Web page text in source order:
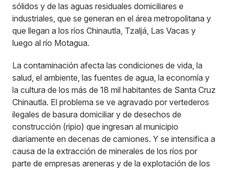
sólidos y de las aguas residuales domiciliares e
industriales, que se generan en el área metropolitana y
que llegan a los ríos Chinautla, Tzaljá, Las Vacas y
luego al río Motagua.
La contaminación afecta las condiciones de vida, la
salud, el ambiente, las fuentes de agua, la economía y
la cultura de los más de 18 mil habitantes de Santa Cruz
Chinautla. El problema se ve agravado por vertederos
ilegales de basura domiciliar y de desechos de
construcción (ripio) que ingresan al municipio
diariamente en decenas de camiones. Y se intensifica a
causa de la extracción de minerales de los ríos por
parte de empresas areneras y de la explotación de los